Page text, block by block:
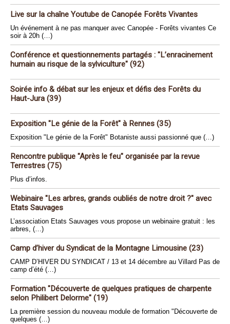
Live sur la chaîne Youtube de Canopée Forêts Vivantes
Un événement à ne pas manquer avec Canopée - Forêts vivantes Ce
soir à 20h (…)
Conférence et questionnements partagés : "L’enracinement
humain au risque de la sylviculture" (92)
Soirée info & débat sur les enjeux et défis des Forêts du
Haut-Jura (39)
Exposition "Le génie de la Forêt" à Rennes (35)
Exposition "Le génie de la Forêt" Botaniste aussi passionné que (…)
Rencontre publique "Après le feu" organisée par la revue
Terrestres (75)
Plus d’infos.
Webinaire "Les arbres, grands oubliés de notre droit ?" avec
Etats Sauvages
L’association Etats Sauvages vous propose un webinaire gratuit : les
arbres, (…)
Camp d’hiver du Syndicat de la Montagne Limousine (23)
CAMP D’HIVER DU SYNDICAT / 13 et 14 décembre au Villard Pas de
camp d’été (…)
Formation "Découverte de quelques pratiques de charpente
selon Philibert Delorme" (19)
La première session du nouveau module de formation "Découverte de
quelques (…)